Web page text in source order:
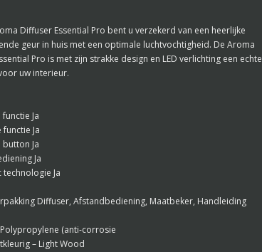
Diffuser Essential Pro bent u verzekerd van een heerlijke
geur in huis met een optimale luchtvochtigheid. De Aroma
Pro is met zijn strakke design en LED verlichting een echte
uw interieur.
Ja
Ja
button Ja
Ja
Ja
Diffuser, Afstandbediening, Maatbeker, Handleiding
(anti-corrosie
– Light Wood